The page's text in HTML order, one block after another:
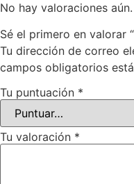
No hay valoraciones aún.
Sé el primero en valorar
Tu dirección de correo
campos obligatorios
Tu puntuación *
Tu valoración *